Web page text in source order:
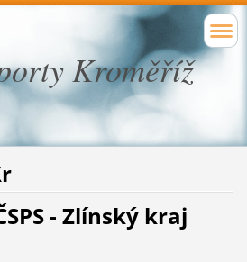
Kroměříž
- Zlínský kraj